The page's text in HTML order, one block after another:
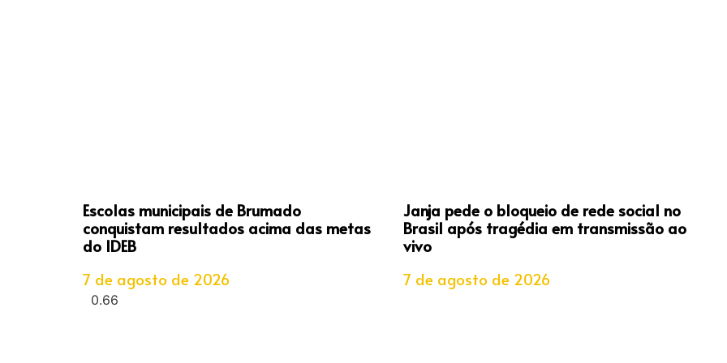
Escolas municipais de Brumado
conquistam resultados acima das metas
do IDEB
7 de agosto de 2026
Janja pede o bloqueio de rede social no
Brasil após tragédia em transmissão ao
vivo
7 de agosto de 2026